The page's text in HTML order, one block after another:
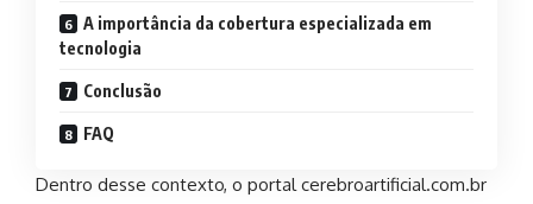
A importância da cobertura especializada em
tecnologia
Conclusão
FAQ
Dentro desse contexto, o portal cerebroartificial.com.br